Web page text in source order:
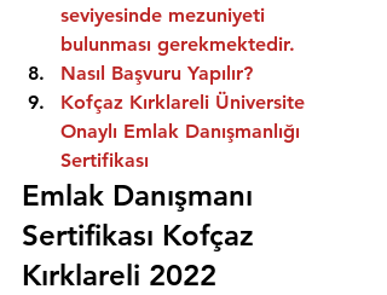
seviyesinde mezuniyeti
bulunması gerekmektedir.
Nasıl Başvuru Yapılır?
Kofçaz Kırklareli Üniversite
Onaylı Emlak Danışmanlığı
Sertifikası
Emlak Danışmanı
Sertifikası Kofçaz
Kırklareli 2022